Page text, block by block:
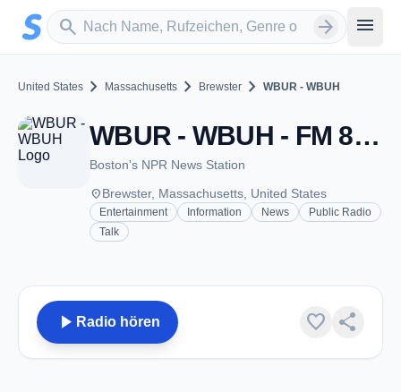
Zum Hauptinhalt springen
search
Sender suchen arrow_forward menu
United States chevron_right Massachusetts chevron_right Brewster chevron_right WBUR - WBUH
WBUR - WBUH - FM 89.1 - Brewster, MA
Boston's NPR News Station
placeBrewster, Massachusetts, United States
Entertainment Information News
Public Radio
Talk
play_arrow Radio hören favorite share